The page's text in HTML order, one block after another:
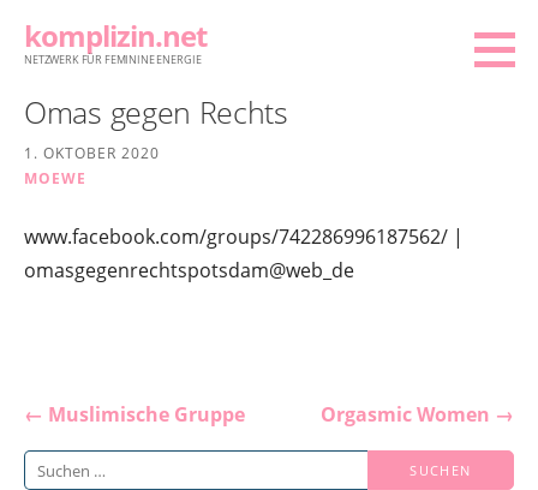
Inhaltkomplizin.net
NETZWERK FÜR FEMININE ENERGIE
Omas gegen Rechts
1. OKTOBER 2020
MOEWE
www.facebook.com/groups/742286996187562/ |
omasgegenrechtspotsdam@web_de
Beitragsnavigation
← Muslimische Gruppe
Orgasmic Women →
Suchen